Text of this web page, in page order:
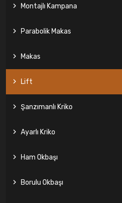
Montajlı Kampana
Parabolik Makas
Makas
Lift
Şanzımanlı Kriko
Ayarlı Kriko
Ham Okbaşı
Borulu Okbaşı